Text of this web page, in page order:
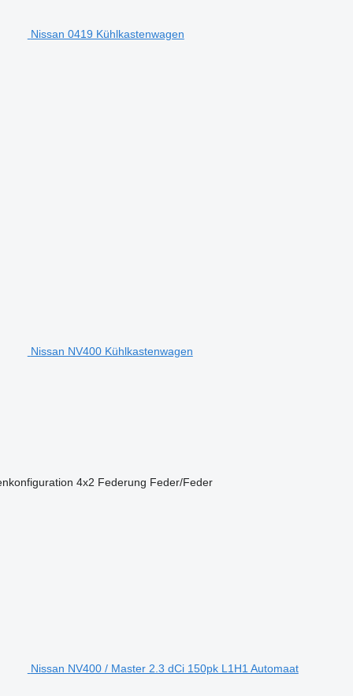
Nissan 0419 Kühlkastenwagen
Nissan NV400 Kühlkastenwagen
4x2 Federung Feder/Feder
Nissan NV400 / Master 2.3 dCi 150pk L1H1 Automaat